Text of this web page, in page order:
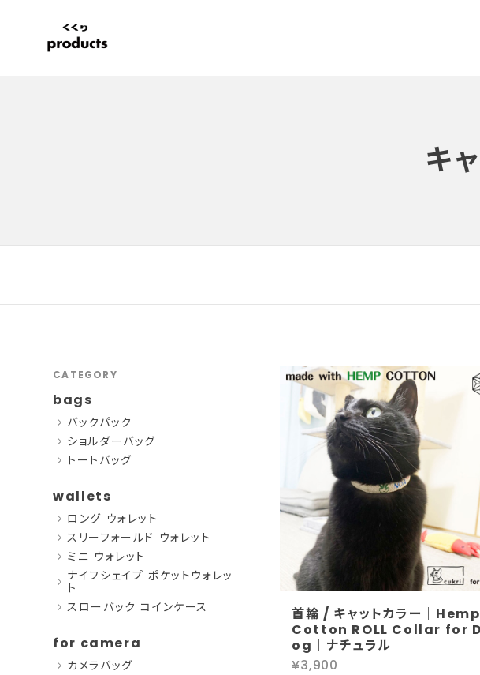
キ
首輪 / キャットカラー｜Hemp
Cotton ROLL Collar for D
og｜ナチュラル
¥3,900
CATEGORY
bags
バックパック
ショルダーバッグ
トートバッグ
wallets
ロング ウォレット
スリーフォールド ウォレット
ミニ ウォレット
ナイフシェイプ ポケットウォレッ
ト
スローバック コインケース
for camera
カメラバッグ